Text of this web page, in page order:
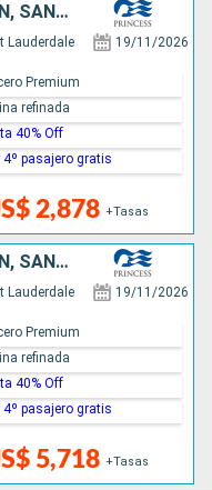
ESTADOS UNIDOS, SAN MARTÍN, SANTA LUCIA, BARBADOS, BRASIL, URUGUAY, ARGENTINA
Lauderdale 19/11/2026
2,878 +Tasas
Premium
refinada
40% Off
4º pasajero gratis
ESTADOS UNIDOS, SAN MARTÍN, SANTA LUCIA, BARBADOS, BRASIL, ARGENTINA, URUGUAY, ISLAS MALVINAS, CHILE
Lauderdale 19/11/2026
5,718 +Tasas
Premium
refinada
40% Off
4º pasajero gratis